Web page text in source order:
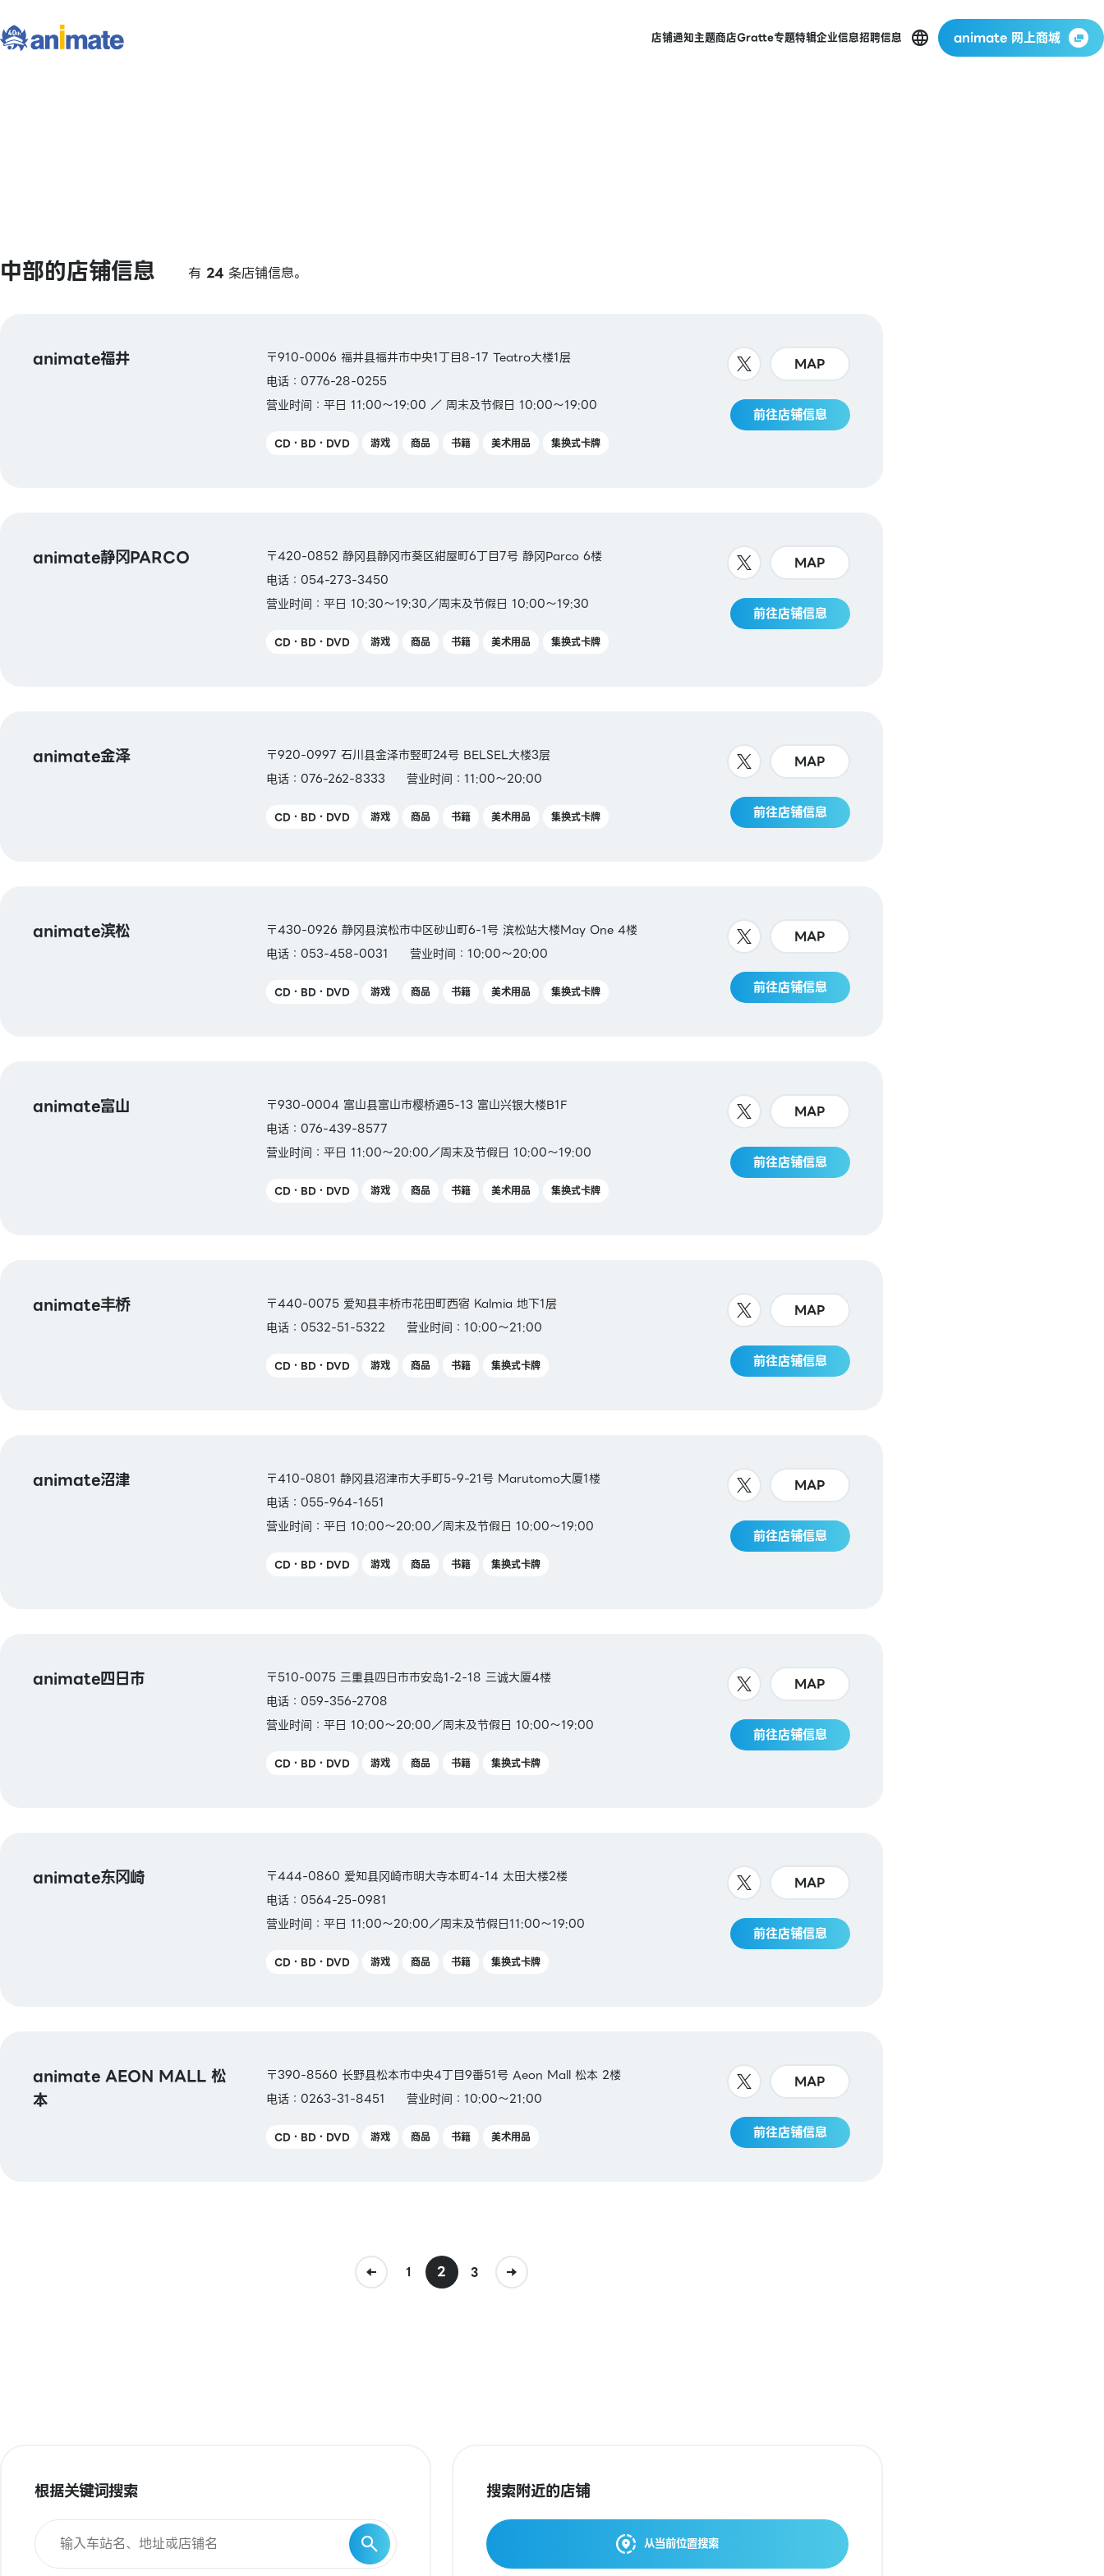
店铺通知主题商店Gratte专题特辑企业信息招聘信息 animate 网上商城
中部的店铺信息 有 24 条店铺信息。
animate福井
〒910-0006 福井县福井市中央1丁目8-17 Teatro大楼1层
电话：0776-28-0255
营业时间：平日 11:00～19:00 ／ 周末及节假日 10:00～19:00
CD・BD・DVD 游戏 商品 书籍 美术用品 集换式卡牌
MAP
前往店铺信息
animate静冈PARCO
〒420-0852 静冈县静冈市葵区紺屋町6丁目7号 静冈Parco 6楼
电话：054-273-3450
营业时间：平日 10:30～19:30／周末及节假日 10:00～19:30
CD・BD・DVD 游戏 商品 书籍 美术用品 集换式卡牌
MAP
前往店铺信息
animate金泽
〒920-0997 石川县金泽市竪町24号 BELSEL大楼3层
电话：076-262-8333
营业时间：11:00～20:00
CD・BD・DVD 游戏 商品 书籍 美术用品 集换式卡牌
MAP
前往店铺信息
animate滨松
〒430-0926 静冈县滨松市中区砂山町6-1号 滨松站大楼May One 4楼
电话：053-458-0031
营业时间：10:00～20:00
CD・BD・DVD 游戏 商品 书籍 美术用品 集换式卡牌
MAP
前往店铺信息
animate富山
〒930-0004 富山县富山市樱桥通5-13 富山兴银大楼B1F
电话：076-439-8577
营业时间：平日 11:00～20:00／周末及节假日 10:00～19:00
CD・BD・DVD 游戏 商品 书籍 美术用品 集换式卡牌
MAP
前往店铺信息
animate丰桥
〒440-0075 爱知县丰桥市花田町西宿 Kalmia 地下1层
电话：0532-51-5322
营业时间：10:00～21:00
CD・BD・DVD 游戏 商品 书籍 集换式卡牌
MAP
前往店铺信息
animate沼津
〒410-0801 静冈县沼津市大手町5-9-21号 Marutomo大厦1楼
电话：055-964-1651
营业时间：平日 10:00～20:00／周末及节假日 10:00～19:00
CD・BD・DVD 游戏 商品 书籍 集换式卡牌
MAP
前往店铺信息
animate四日市
〒510-0075 三重县四日市市安岛1-2-18 三诚大厦4楼
电话：059-356-2708
营业时间：平日 10:00～20:00／周末及节假日 10:00～19:00
CD・BD・DVD 游戏 商品 书籍 集换式卡牌
MAP
前往店铺信息
animate东冈崎
〒444-0860 爱知县冈崎市明大寺本町4-14 太田大楼2楼
电话：0564-25-0981
营业时间：平日 11:00～20:00／周末及节假日11:00～19:00
CD・BD・DVD 游戏 商品 书籍 集换式卡牌
MAP
前往店铺信息
animate AEON MALL 松
本
〒390-8560 长野县松本市中央4丁目9番51号 Aeon Mall 松本 2楼
电话：0263-31-8451
营业时间：10:00～21:00
CD・BD・DVD 游戏 商品 书籍 美术用品
MAP
前往店铺信息
1 2 3
根据关键词搜索 搜索附近的店铺
从当前位置搜索